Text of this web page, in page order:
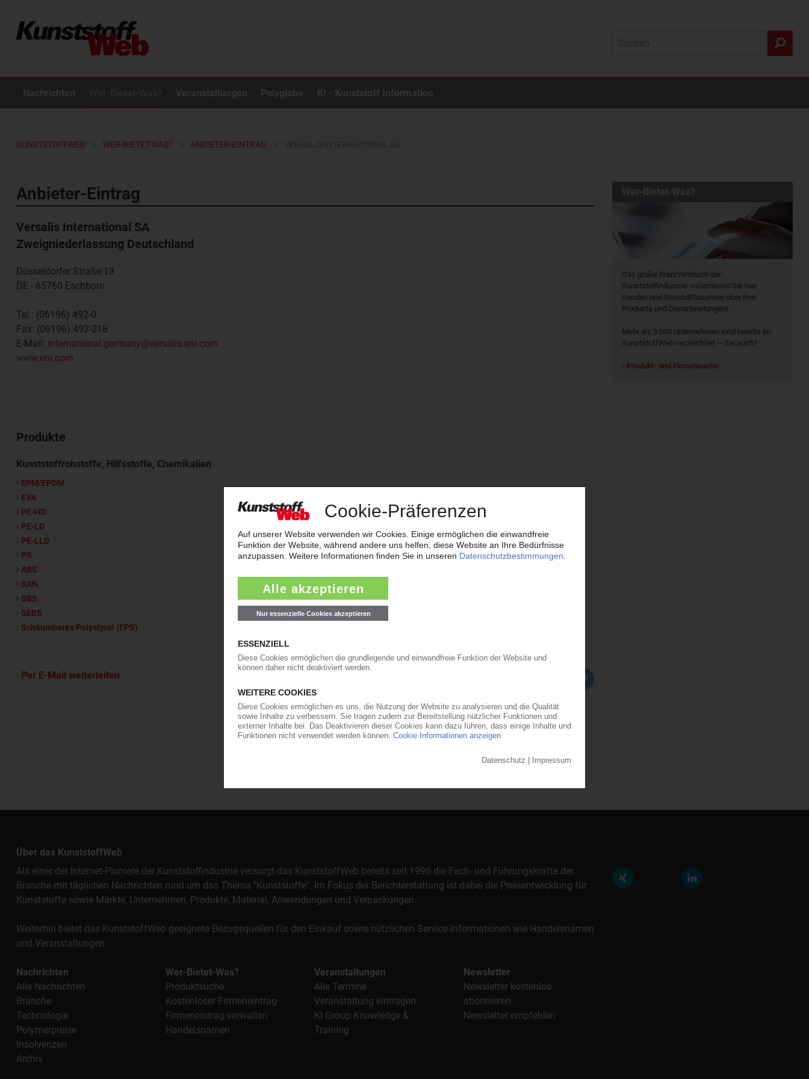
Nachrichten Veranstaltungen Polyglobe KI - Kunststoff Information
KUNSTSTOFFWEB WER-BIETET-WAS? ANBIETER-EINTRAG
Anbieter-Eintrag
Versalis International SA
Zweigniederlassung Deutschland
Düsseldorfer Straße 13
DE - 65760 Eschborn
Tel.: (06196) 492-0
Fax: (06196) 492-218
E-Mail: international.germany@versalis.eni.com
www.eni.com
Produkte
Kunststoffrohstoffe, Hilfsstoffe, Chemikalien
EPM/EPDM
EVA
PE-HD
PE-LD
PE-LLD
PS
ABS
SAN
SBS
SEBS
Schäumbares Polystyrol (EPS)
Per E-Mail weiterleiten
Wer-Bietet-Was?
Das große Branchenbuch der
Kunststoffindustrie: Informieren Sie hier
Kunden und Geschäftspartner über Ihre
Produkte und Dienstleistungen!
Mehr als 3.000 Unternehmen sind bereits im
KunststoffWeb verzeichnet – Sie auch?
Produkt- und Firmensuche
Über das KunststoffWeb
Als einer der Internet-Pioniere der Kunststoffindustrie versorgt das KunststoffWeb bereits seit 1996 die Fach- und Führungskräfte der
Branche mit täglichen Nachrichten rund um das Thema "Kunststoffe". Im Fokus der Berichterstattung ist dabei die Preisentwicklung für
Kunststoffe sowie Märkte, Unternehmen, Produkte, Material, Anwendungen und Verpackungen.
Weiterhin bietet das KunststoffWeb geeignete Bezugsquellen für den Einkauf sowie nützlichen Service-Informationen wie Handelsnamen
und Veranstaltungen.
Nachrichten
Alle Nachrichten
Branche
Technologie
Polymerpreise
Insolvenzen
Archiv
Wer-Bietet-Was?
Produktsuche
Kostenloser Firmeneintrag
Firmeneintrag verwalten
Handelsnamen
Veranstaltungen
Alle Termine
Veranstaltung eintragen
KI Group Knowledge &
Training
Newsletter
Newsletter kostenlos
abonnieren
Newsletter empfehlen